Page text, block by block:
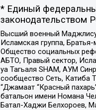
* Единый
законодательством
Высший военный
Исламская группа,
Общество социальных
АБТО, Правый сектор,
уа Тагьаля SHAM, АУМ
сообщество Сеть, Катиба
“Джамаат “Красный
батальон имени Номана
Батал-Хаджи Белхороев,